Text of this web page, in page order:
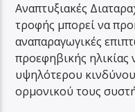
Αναπτυξιακές
τροφής μπορεί να
αναπαραγωγικές
προεφηβικής
υψηλότερου
ορμονικού τους